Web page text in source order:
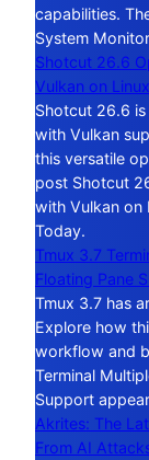
capabilities.
System
Shotcut 26.6
Vulkan on
Shotcut 26.6
with Vulkan
this versatile
post Shotcut
with Vulkan on
Today.
Tmux 3.7
Floating Pane
Tmux 3.7 has
Explore how
workflow and
Terminal
Support
Akrites: The
From AI